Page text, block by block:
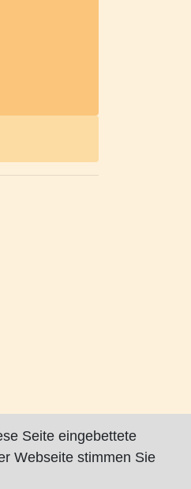
Seite eingebettete
Webseite stimmen Sie